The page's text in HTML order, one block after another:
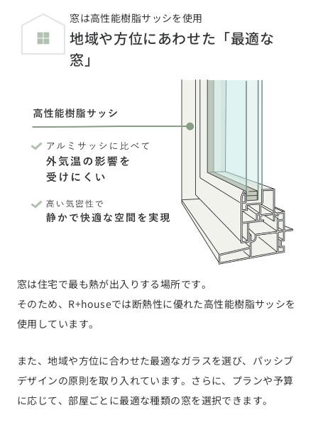
窓は高性能樹脂サッシを使用
地域や方位にあわせた「最適な
窓」
窓は住宅で最も熱が出入りする場所です。
そのため、R+houseでは断熱性に優れた高性能樹脂サッシを
使用しています。
また、地域や方位に合わせた最適なガラスを選び、パッシブ
デザインの原則を取り入れています。さらに、プランや予算
に応じて、部屋ごとに最適な種類の窓を選択できます。